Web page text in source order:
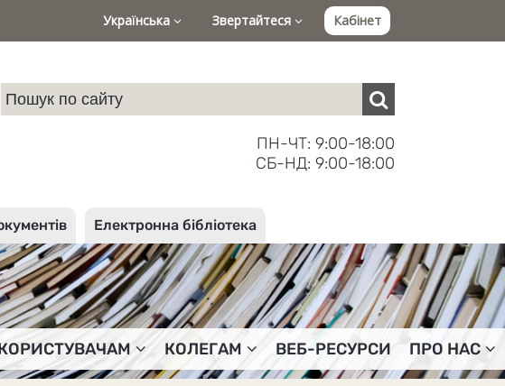
Українська Звертайтеся Кабінет
ПН-ЧТ: 9:00-18:00
СБ-НД: 9:00-18:00
Електронна бібліотека
КОЛЕГАМ ВЕБ-РЕСУРСИ ПРО НАС